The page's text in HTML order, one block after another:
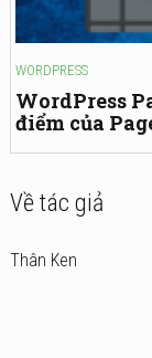
WORDPRESS
WordPress
điểm của
Về tác giả
Thân Ken